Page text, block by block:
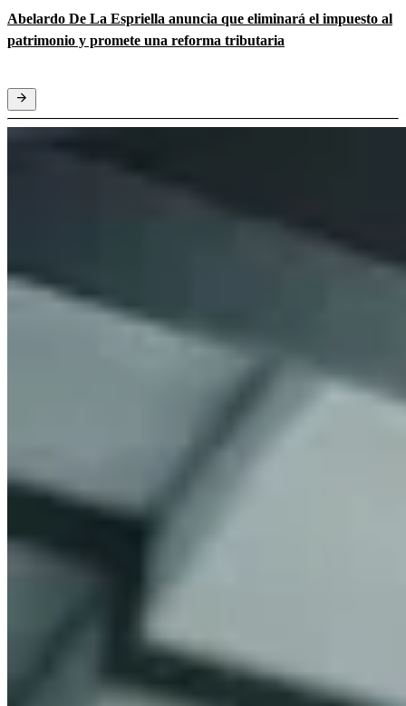
Abelardo De La Espriella anuncia que eliminará el impuesto al
patrimonio y promete una reforma tributaria